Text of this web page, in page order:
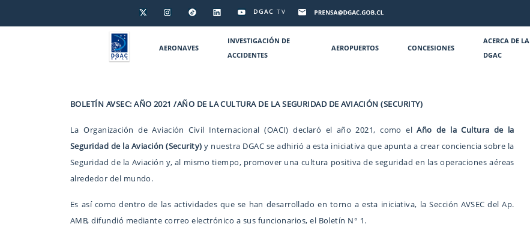
DGAC TV
AERONAVES
INVESTIGACIÓN DE
ACCIDENTES
AEROPUERTOS CONCESIONES
ACERCA DE LA
DGAC
BOLETÍN AVSEC: AÑO 2021 /AÑO DE LA CULTURA DE LA SEGURIDAD DE AVIACIÓN (SECURITY)
La Organización de Aviación Civil Internacional (OACI) declaró el año 2021, como elAño de la Cultura de la
Seguridad de la Aviación (Security) y nuestra DGAC se adhirió a esta iniciativa que apunta a crear conciencia sobre la
Seguridad de la Aviación y, al mismo tiempo, promover una cultura positiva de seguridad en las operaciones aéreas
alrededor del mundo.
Es así como dentro de las actividades que se han desarrollado en torno a esta iniciativa, la Sección AVSEC del Ap.
AMB, difundió mediante correo electrónico a sus funcionarios, el Boletín N° 1.